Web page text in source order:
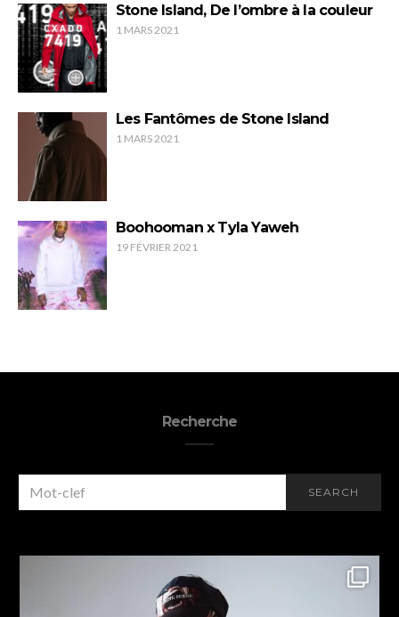
Stone Island, De l’ombre à la couleur
1 MARS 2021
Les Fantômes de Stone Island
1 MARS 2021
Boohooman x Tyla Yaweh
19 FÉVRIER 2021
Recherche
FOR:
SEARCH